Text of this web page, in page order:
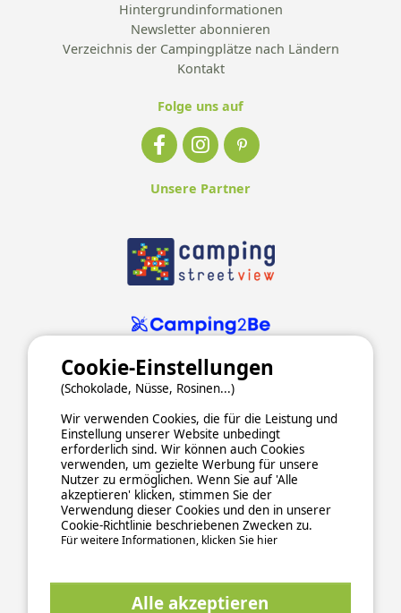
Hintergrundinformationen
Newsletter abonnieren
Verzeichnis der Campingplätze nach Ländern
Kontakt
Folge uns auf
Unsere Partner
ALLGEMEINE NUTZUNGSBEDINGUNGEN
DATENSCHUTZERKLÄRUNGCOOKIESIMPRESSUM
Sichere und zuverlässige Zahlungsabwicklung
Cookie-Einstellungen
(Schokolade, Nüsse, Rosinen...)
Wir verwenden Cookies, die für die Leistung und
Einstellung unserer Website unbedingt
erforderlich sind. Wir können auch Cookies
verwenden, um gezielte Werbung für unsere
Nutzer zu ermöglichen. Wenn Sie auf 'Alle
akzeptieren' klicken, stimmen Sie der
Verwendung dieser Cookies und den in unserer
Cookie-Richtlinie beschriebenen Zwecken zu.
Für weitere Informationen, klicken Sie hier
Alle akzeptieren